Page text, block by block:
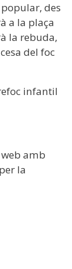
des
a la plaça
la rebuda,
del foc
infantil
amb
la